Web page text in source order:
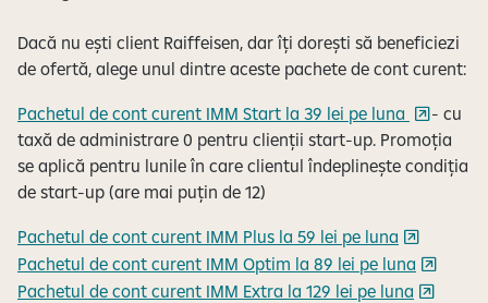
Dacă nu ești client Raiffeisen, dar îți dorești să beneficiezi
de ofertă, alege unul dintre aceste pachete de cont curent:
Pachetul de cont curent IMM Start la 39 lei pe luna
- cu
taxă de administrare 0 pentru clienții start-up. Promoția
se aplică pentru lunile în care clientul îndeplinește condiția
de start-up (are mai puțin de 12)
Pachetul de cont curent IMM Plus la 59 lei pe luna
Pachetul de cont curent IMM Optim la 89 lei pe luna
Pachetul de cont curent IMM Extra la 129 lei pe luna